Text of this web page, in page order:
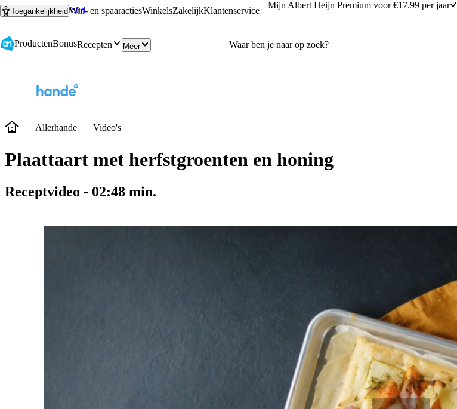
Ga naar hoofdinhoud
Ga naar zoeken
ToegankelijkheidWin- en spaaractiesWinkelsZakelijkKlantenservice
Mijn Albert Heijn Premium voor €17.99 per jaar
ProductenBonusRecepten Meer
Allerhande Video's
Plaattaart met herfstgroenten en honing
Receptvideo - 02:48 min.